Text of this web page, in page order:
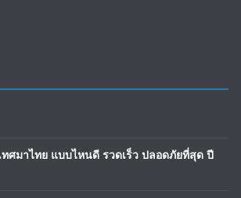
ทศมาไทย แบบไหนดี รวดเร็ว ปลอดภัยที่สุด ปี